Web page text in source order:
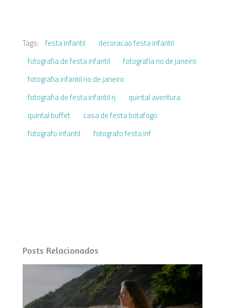
Tags: festa infantil
decoracao festa infantil
fotografia de festa infantil
fotografia rio de janeiro
fotografia infantil rio de janeiro
fotografia de festa infantil rj
quintal aventura
quintal buffet
casa de festa botafogo
fotografo infantil
fotografo festa inf
Posts Relacionados